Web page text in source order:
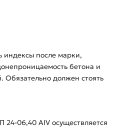
индексы после марки,
бетона и
Обязательно должен стоять
06,40 АIV осуществляется